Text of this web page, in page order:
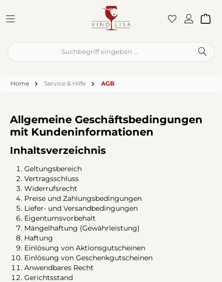
Home Service & Hilfe AGB
Allgemeine Geschäftsbedingungen
mit Kundeninformationen
Inhaltsverzeichnis
Geltungsbereich
Vertragsschluss
Widerrufsrecht
Preise und Zahlungsbedingungen
Liefer- und Versandbedingungen
Eigentumsvorbehalt
Mängelhaftung (Gewährleistung)
Haftung
Einlösung von Aktionsgutscheinen
Einlösung von Geschenkgutscheinen
Anwendbares Recht
Gerichtsstand